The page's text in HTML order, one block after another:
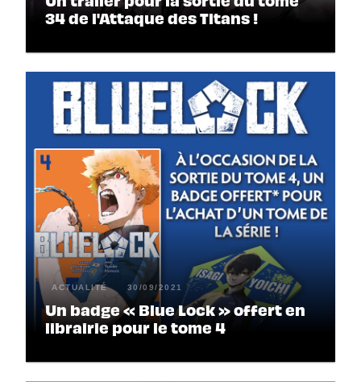
34 de l'Attaque des Titans !
ACTUALITÉ 30/09/2021
Un badge « Blue Lock » offert en
librairie pour le tome 4